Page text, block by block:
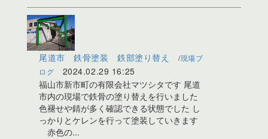
尾道市 鉄骨塗装 鉄部塗り替え
現場ブ
ログ
2024.02.29 16:25
福山市新市町の有限会社マツシタです 尾道
市内の現場で鉄骨の塗り替えを行いました
色褪せや錆が多く確認できる状態でした し
っかりとケレンを行って塗装していきます
赤色の...